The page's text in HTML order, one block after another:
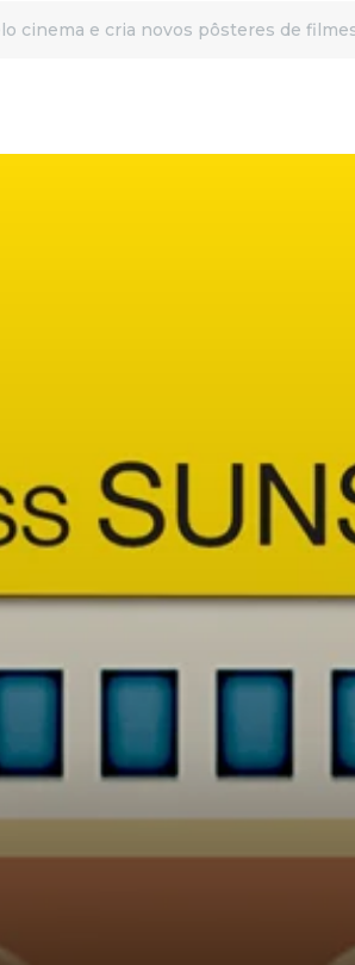
cinema e cria novos pôsteres de